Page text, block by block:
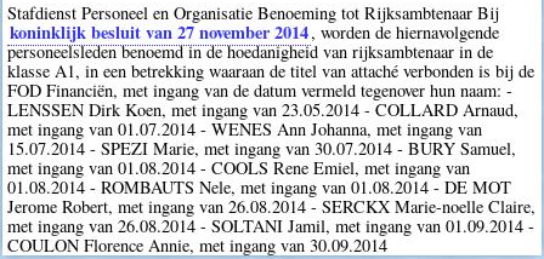
Stafdienst Personeel en Organisatie Benoeming tot Rijksambtenaar Bij
koninklijk besluit van 27 november 2014, worden de hiernavolgende
personeelsleden benoemd in de hoedanigheid van rijksambtenaar in de
klasse A1, in een betrekking waaraan de titel van attaché verbonden is bij de
FOD Financiën, met ingang van de datum vermeld tegenover hun naam: -
LENSSEN Dirk Koen, met ingang van 23.05.2014 - COLLARD Arnaud,
met ingang van 01.07.2014 - WENES Ann Johanna, met ingang van
15.07.2014 - SPEZI Marie, met ingang van 30.07.2014 - BURY Samuel,
met ingang van 01.08.2014 - COOLS Rene Emiel, met ingang van
01.08.2014 - ROMBAUTS Nele, met ingang van 01.08.2014 - DE MOT
Jerome Robert, met ingang van 26.08.2014 - SERCKX Marie-noelle Claire,
met ingang van 26.08.2014 - SOLTANI Jamil, met ingang van 01.09.2014 -
COULON Florence Annie, met ingang van 30.09.2014